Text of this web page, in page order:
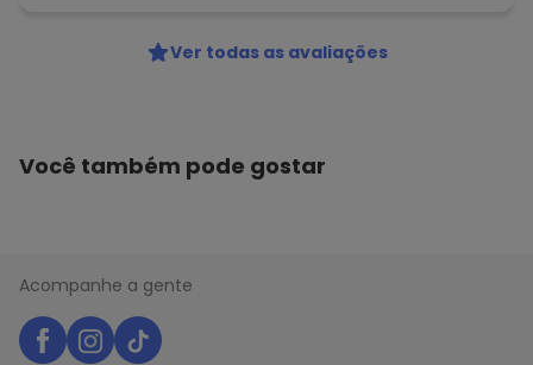
Ver todas as avaliações
Você também pode gostar
Acompanhe a gente